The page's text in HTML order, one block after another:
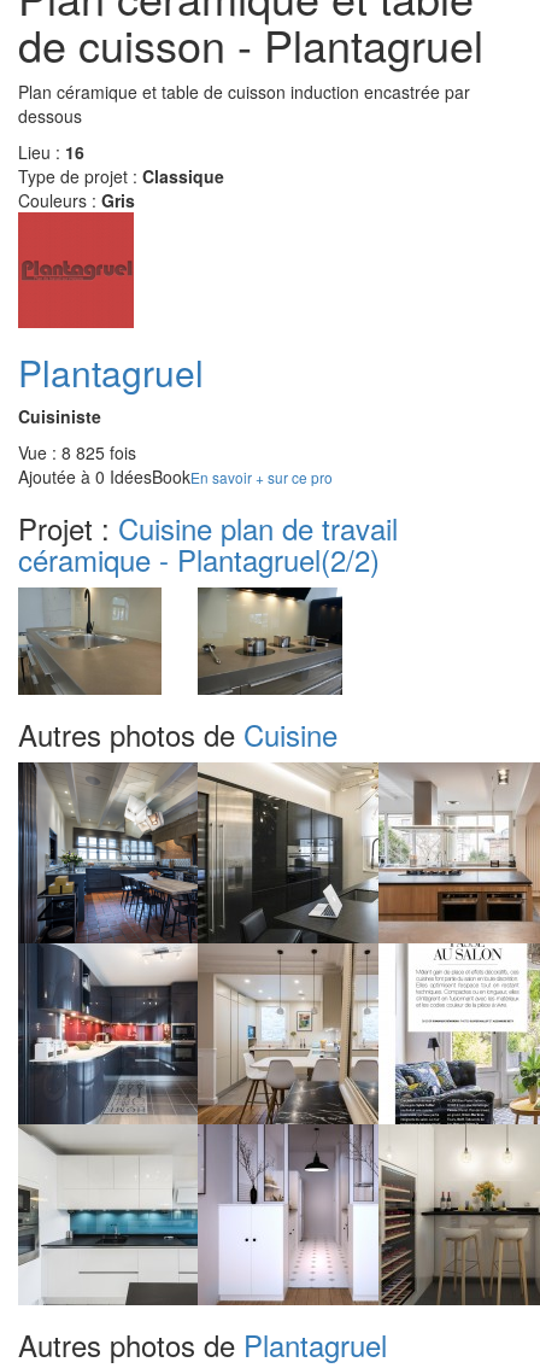
de cuisson - Plantagruel
Plan céramique et table de cuisson induction encastrée par
dessous
Lieu : 16
Type de projet : Classique
Couleurs : Gris
Plantagruel
Cuisiniste
Vue : 8 825 fois
Ajoutée à 0 IdéesBookEn savoir + sur ce pro
Projet : Cuisine plan de travail
céramique - Plantagruel(2/2)
Autres photos de Cuisine
Autres photos de Plantagruel